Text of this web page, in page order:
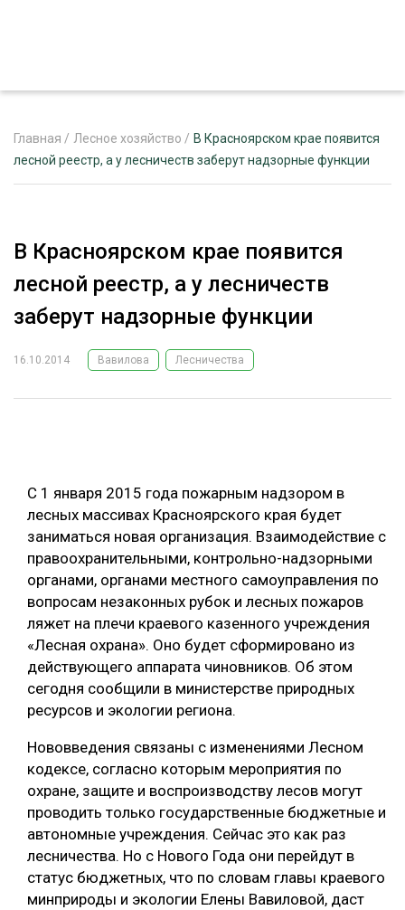
РЕКЛАМОДАТЕЛЯМ
ЛЕСНОЕ ХОЗЯЙСТВО
ЛЕСОЗАГОТОВКА
БИОЭНЕРГЕТИКА
ЛЕСОВОССТАНОВЛЕНИЕ И ЗАЩИТА
ЛОГИСТИКА
ПРОИЗВОДСТВО ДРЕВЕСНЫХ ПЛИТ
ЦБП
КОМПЛЕКСНАЯ ПЕРЕРАБОТКА
ЛЕСОПИЛЕНИЕ
ДЕРЕВЯННОЕ ДОМОСТРОЕНИЕ
БЕЗОПАСНОЕ ПРОИЗВОДСТВО
СУШКА ДРЕВЕСИНЫ
МЕБЕЛЬНОЕ ПРОИЗВОДСТВО
ТЕМАТИЧЕСКИЕ ПРОЕКТЫ
ПОДБОРКИ СТАТЕЙ
ЭКСПЕРТНОЕ МНЕНИЕ
Главная / Лесное хозяйство / В Красноярском крае появится
лесной реестр, а у лесничеств заберут надзорные функции
В Красноярском крае появится
лесной реестр, а у лесничеств
заберут надзорные функции
16.10.2014 Вавилова Лесничества
С 1 января 2015 года пожарным надзором в
лесных массивах Красноярского края будет
заниматься новая организация. Взаимодействие с
правоохранительными, контрольно-надзорными
органами, органами местного самоуправления по
вопросам незаконных рубок и лесных пожаров
ляжет на плечи краевого казенного учреждения
«Лесная охрана». Оно будет сформировано из
действующего аппарата чиновников. Об этом
сегодня сообщили в министерстве природных
ресурсов и экологии региона.
Нововведения связаны с изменениями Лесном
кодексе, согласно которым мероприятия по
охране, защите и воспроизводству лесов могут
проводить только государственные бюджетные и
автономные учреждения. Сейчас это как раз
лесничества. Но с Нового Года они перейдут в
статус бюджетных, что по словам главы краевого
минприроды и экологии Елены Вавиловой, даст